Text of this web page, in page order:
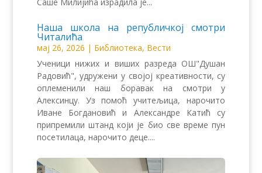
Саше Милијића израдила је...
Наша школа на републичкој смотри
Читалића
мај 26, 2026 | Библиотека, Вести
Ученици нижих и виших разреда ОШ"Душан
Радовић", удружени у својој креативности, су
оплеменили наш боравак на смотри у
Алексинцу. Уз помоћ учитељица, нарочито
Иване Богдановић и Александре Катић су
припремили штанд који је био све време пун
посетилаца, нарочито деце....